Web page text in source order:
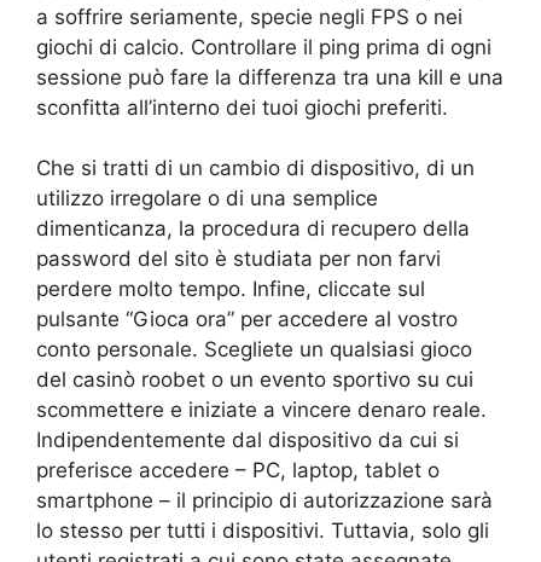
a soffrire seriamente, specie negli FPS o nei
giochi di calcio. Controllare il ping prima di ogni
sessione può fare la differenza tra una kill e una
sconfitta all’interno dei tuoi giochi preferiti.
Che si tratti di un cambio di dispositivo, di un
utilizzo irregolare o di una semplice
dimenticanza, la procedura di recupero della
password del sito è studiata per non farvi
perdere molto tempo. Infine, cliccate sul
pulsante “Gioca ora” per accedere al vostro
conto personale. Scegliete un qualsiasi gioco
del casinò roobet o un evento sportivo su cui
scommettere e iniziate a vincere denaro reale.
Indipendentemente dal dispositivo da cui si
preferisce accedere – PC, laptop, tablet o
smartphone – il principio di autorizzazione sarà
lo stesso per tutti i dispositivi. Tuttavia, solo gli